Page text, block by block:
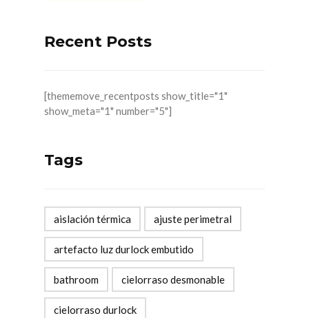
Recent Posts
[thememove_recentposts show_title="1"
show_meta="1" number="5"]
Tags
aislación térmica ajuste perimetral
artefacto luz durlock embutido
bathroom cielorraso desmonable
cielorraso durlock